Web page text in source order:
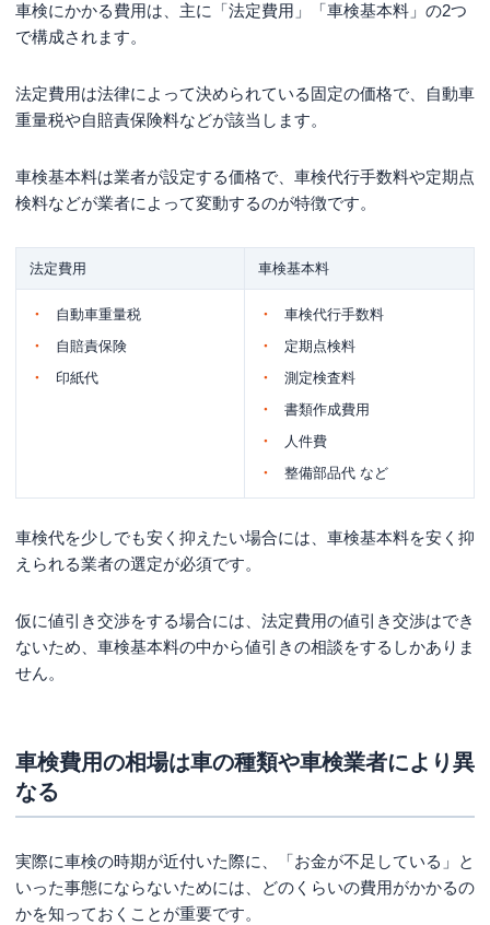
車検にかかる費用は、主に「法定費用」「車検基本料」の2つ
で構成されます。
法定費用は法律によって決められている固定の価格で、自動車
重量税や自賠責保険料などが該当します。
車検基本料は業者が設定する価格で、車検代行手数料や定期点
検料などが業者によって変動するのが特徴です。
法定費用 車検基本料
自動車重量税
自賠責保険
印紙代
車検代行手数料
定期点検料
測定検査料
書類作成費用
人件費
整備部品代 など
車検代を少しでも安く抑えたい場合には、車検基本料を安く抑
えられる業者の選定が必須です。
仮に値引き交渉をする場合には、法定費用の値引き交渉はでき
ないため、車検基本料の中から値引きの相談をするしかありま
せん。
車検費用の相場は車の種類や車検業者により異
なる
実際に車検の時期が近付いた際に、「お金が不足している」と
いった事態にならないためには、どのくらいの費用がかかるの
かを知っておくことが重要です。